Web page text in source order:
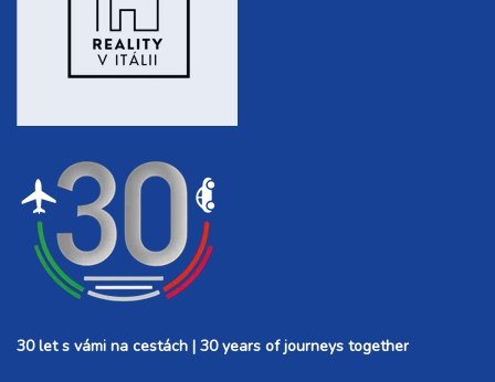
30 let s vámi na cestách | 30 years of journeys together